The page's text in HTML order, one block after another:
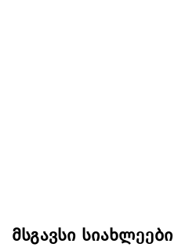
მსგავსი სიახლეები